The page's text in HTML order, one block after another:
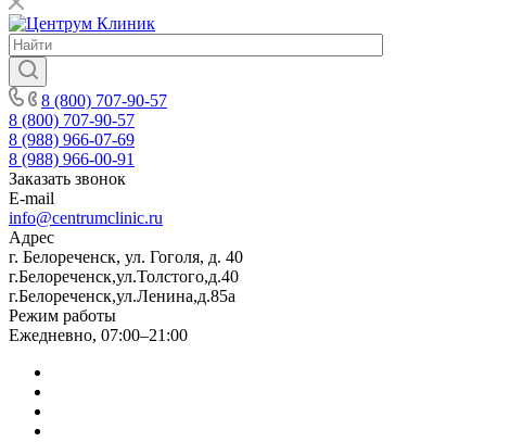
8 (800) 707-90-57
8 (800) 707-90-57
8 (988) 966-07-69
8 (988) 966-00-91
Заказать звонок
E-mail
info@centrumclinic.ru
Адрес
г. Белореченск, ул. Гоголя, д. 40
г.Белореченск,ул.Толстого,д.40
г.Белореченск,ул.Ленина,д.85а
Режим работы
Ежедневно, 07:00–21:00